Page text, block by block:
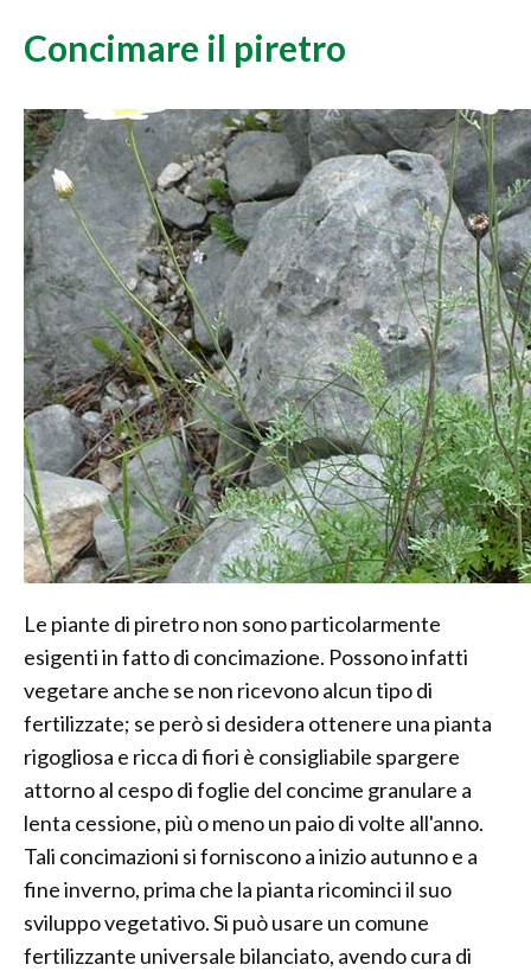
Concimare il piretro
Le piante di piretro non sono particolarmente
esigenti in fatto di concimazione. Possono infatti
vegetare anche se non ricevono alcun tipo di
fertilizzate; se però si desidera ottenere una pianta
rigogliosa e ricca di fiori è consigliabile spargere
attorno al cespo di foglie del concime granulare a
lenta cessione, più o meno un paio di volte all'anno.
Tali concimazioni si forniscono a inizio autunno e a
fine inverno, prima che la pianta ricominci il suo
sviluppo vegetativo. Si può usare un comune
fertilizzante universale bilanciato, avendo cura di